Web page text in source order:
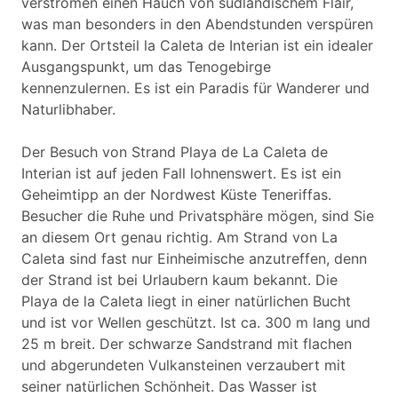
was man besonders in den Abendstunden verspüren
kann. Der Ortsteil la Caleta de Interian ist ein idealer
Ausgangspunkt, um das Tenogebirge
kennenzulernen. Es ist ein Paradis für Wanderer und
Naturlibhaber.
Der Besuch von Strand Playa de La Caleta de
Interian ist auf jeden Fall lohnenswert. Es ist ein
Geheimtipp an der Nordwest Küste Teneriffas.
Besucher die Ruhe und Privatsphäre mögen, sind Sie
an diesem Ort genau richtig. Am Strand von La
Caleta sind fast nur Einheimische anzutreffen, denn
der Strand ist bei Urlaubern kaum bekannt. Die
Playa de la Caleta liegt in einer natürlichen Bucht
und ist vor Wellen geschützt. Ist ca. 300 m lang und
25 m breit. Der schwarze Sandstrand mit flachen
und abgerundeten Vulkansteinen verzaubert mit
seiner natürlichen Schönheit. Das Wasser ist